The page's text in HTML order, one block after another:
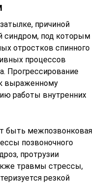
причиной
синдром, под которым
отростков спинного
процессов
Прогрессирование
выраженному
работы внутренних
быть межпозвонковая
позвоночного
протрузии
травмы стрессы,
резкой